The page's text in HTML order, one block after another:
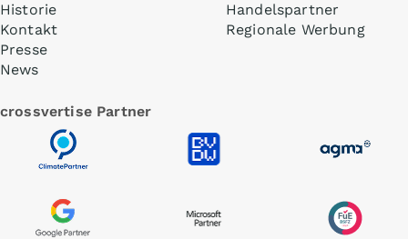
Historie
Kontakt
Presse
News
Handelspartner
Regionale Werbung
crossvertise Partner